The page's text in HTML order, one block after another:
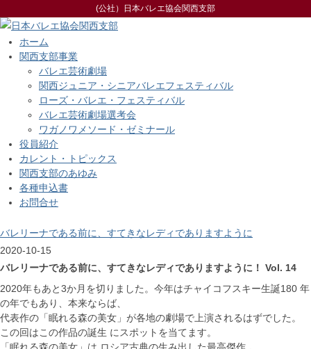
(公社）日本バレエ協会関西支部
ホーム
関西支部事業
バレエ芸術劇場
関西ジュニア・シニアバレエフェスティバル
ローズ・バレエ・フェスティバル
バレエ芸術劇場選考会
ワガノワメソード・ゼミナール
役員紹介
カレント・トピックス
関西支部のあゆみ
各種申込書
お問合せ
バレリーナである前に、すてきなレディでありますように
2020-10-15
バレリーナである前に、すてきなレディでありますように！ Vol. 14
2020年もあと3か月を切りました。今年はチャイコフスキー生誕180 年
の年でもあり、本来ならば、
代表作の「眠れる森の美女」が各地の劇場で上演されるはずでした。
この回はこの作品の誕生 にスポットを当てます。